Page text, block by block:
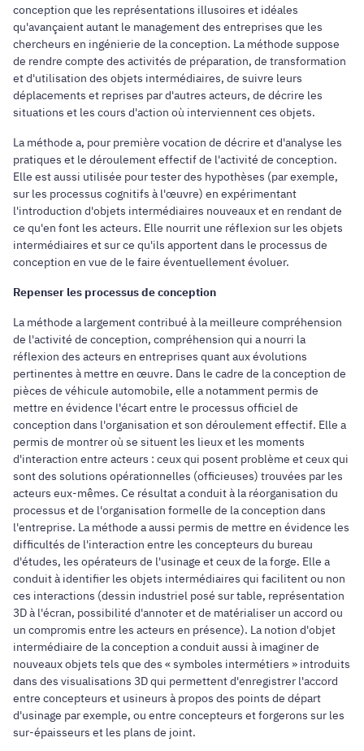
conception que les représentations illusoires et idéales
qu'avançaient autant le management des entreprises que les
chercheurs en ingénierie de la conception. La méthode suppose
de rendre compte des activités de préparation, de transformation
et d'utilisation des objets intermédiaires, de suivre leurs
déplacements et reprises par d'autres acteurs, de décrire les
situations et les cours d'action où interviennent ces objets.
La méthode a, pour première vocation de décrire et d'analyse les
pratiques et le déroulement effectif de l'activité de conception.
Elle est aussi utilisée pour tester des hypothèses (par exemple,
sur les processus cognitifs à l'œuvre) en expérimentant
l'introduction d'objets intermédiaires nouveaux et en rendant de
ce qu'en font les acteurs. Elle nourrit une réflexion sur les objets
intermédiaires et sur ce qu'ils apportent dans le processus de
conception en vue de le faire éventuellement évoluer.
Repenser les processus de conception
La méthode a largement contribué à la meilleure compréhension
de l'activité de conception, compréhension qui a nourri la
réflexion des acteurs en entreprises quant aux évolutions
pertinentes à mettre en œuvre. Dans le cadre de la conception de
pièces de véhicule automobile, elle a notamment permis de
mettre en évidence l'écart entre le processus officiel de
conception dans l'organisation et son déroulement effectif. Elle a
permis de montrer où se situent les lieux et les moments
d'interaction entre acteurs : ceux qui posent problème et ceux qui
sont des solutions opérationnelles (officieuses) trouvées par les
acteurs eux-mêmes. Ce résultat a conduit à la réorganisation du
processus et de l'organisation formelle de la conception dans
l'entreprise. La méthode a aussi permis de mettre en évidence les
difficultés de l'interaction entre les concepteurs du bureau
d'études, les opérateurs de l'usinage et ceux de la forge. Elle a
conduit à identifier les objets intermédiaires qui facilitent ou non
ces interactions (dessin industriel posé sur table, représentation
3D à l'écran, possibilité d'annoter et de matérialiser un accord ou
un compromis entre les acteurs en présence). La notion d'objet
intermédiaire de la conception a conduit aussi à imaginer de
nouveaux objets tels que des « symboles intermétiers » introduits
dans des visualisations 3D qui permettent d'enregistrer l'accord
entre concepteurs et usineurs à propos des points de départ
d'usinage par exemple, ou entre concepteurs et forgerons sur les
sur-épaisseurs et les plans de joint.